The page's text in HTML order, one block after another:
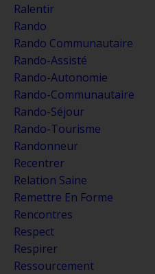
Ralentir
Rando
Rando Communautaire
Rando-Assisté
Rando-Autonomie
Rando-Communautaire
Rando-Séjour
Rando-Tourisme
Randonneur
Recentrer
Relation Saine
Remettre En Forme
Rencontres
Respect
Respirer
Ressourcement